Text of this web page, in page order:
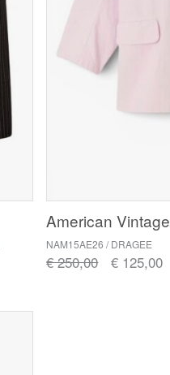
American Vintage
NAM15AE26 / DRAGEE
€ 250,00 € 125,00